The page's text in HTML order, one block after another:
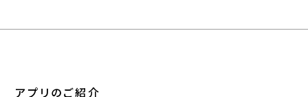
アプリのご紹介